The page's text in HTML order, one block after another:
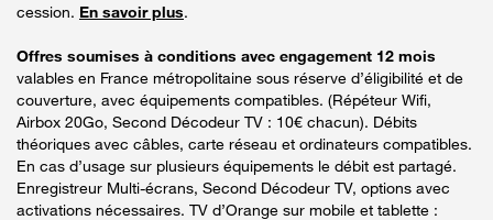
cession. En savoir plus.
Offres soumises à conditions avec engagement 12 mois
valables en France métropolitaine sous réserve d’éligibilité et de
couverture, avec équipements compatibles. (Répéteur Wifi,
Airbox 20Go, Second Décodeur TV : 10€ chacun). Débits
théoriques avec câbles, carte réseau et ordinateurs compatibles.
En cas d’usage sur plusieurs équipements le débit est partagé.
Enregistreur Multi-écrans, Second Décodeur TV, options avec
activations nécessaires. TV d’Orange sur mobile et tablette :